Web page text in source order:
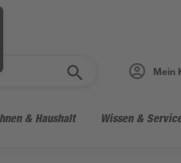
Mein
& Haushalt Wissen &